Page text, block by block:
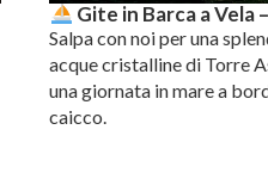
Gite in Barca a
Salpa con noi per una
acque cristalline di Torre
una giornata in mare a
caicco.